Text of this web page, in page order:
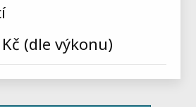
(dle výkonu)